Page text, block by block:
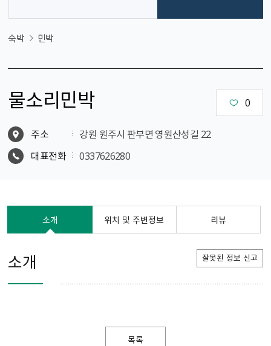
숙박 민박
물소리민박 0
주소
강원 원주시 판부면 영원산성길 22
대표전화
0337626280
소개 위치 및 주변정보 리뷰
소개 잘못된 정보 신고
목록